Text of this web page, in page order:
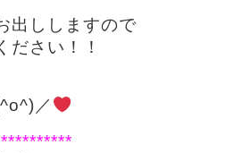
出ししますので
ださい！！
／